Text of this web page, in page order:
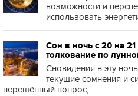
возможности и
использовать
Сон в ночь с 20 на
толкование по
Сновидения в эту
текущие сомнения и
нерешённый вопрос, ...